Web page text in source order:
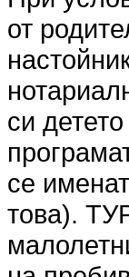
от
си
се
това).